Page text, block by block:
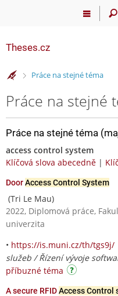
Theses.cz
>Práce na stejné téma
Práce na stejné
Práce na stejné téma
access control system
Klíčová slova abecedně |
DoorAccess Control System
(Tri Le Mau)
2022, Diplomová práce,
univerzita
• https://is.muni.cz/th/tgs9j/
služeb / Řízení vývoje
příbuzné téma
A secure RFIDAccess Control